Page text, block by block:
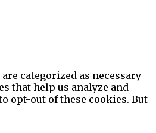
categorized as necessary
that help us analyze and
opt-out of these cookies. But